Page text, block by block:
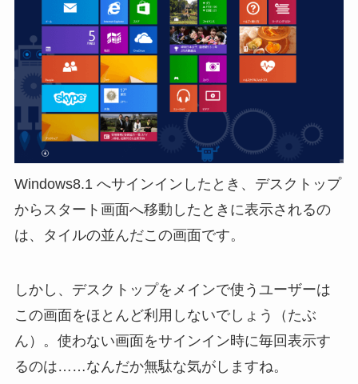
Windows8.1 へサインインしたとき、デスクトップ
からスタート画面へ移動したときに表示されるの
は、タイルの並んだこの画面です。
しかし、デスクトップをメインで使うユーザーは
この画面をほとんど利用しないでしょう（たぶ
ん）。使わない画面をサインイン時に毎回表示す
るのは……なんだか無駄な気がしますね。